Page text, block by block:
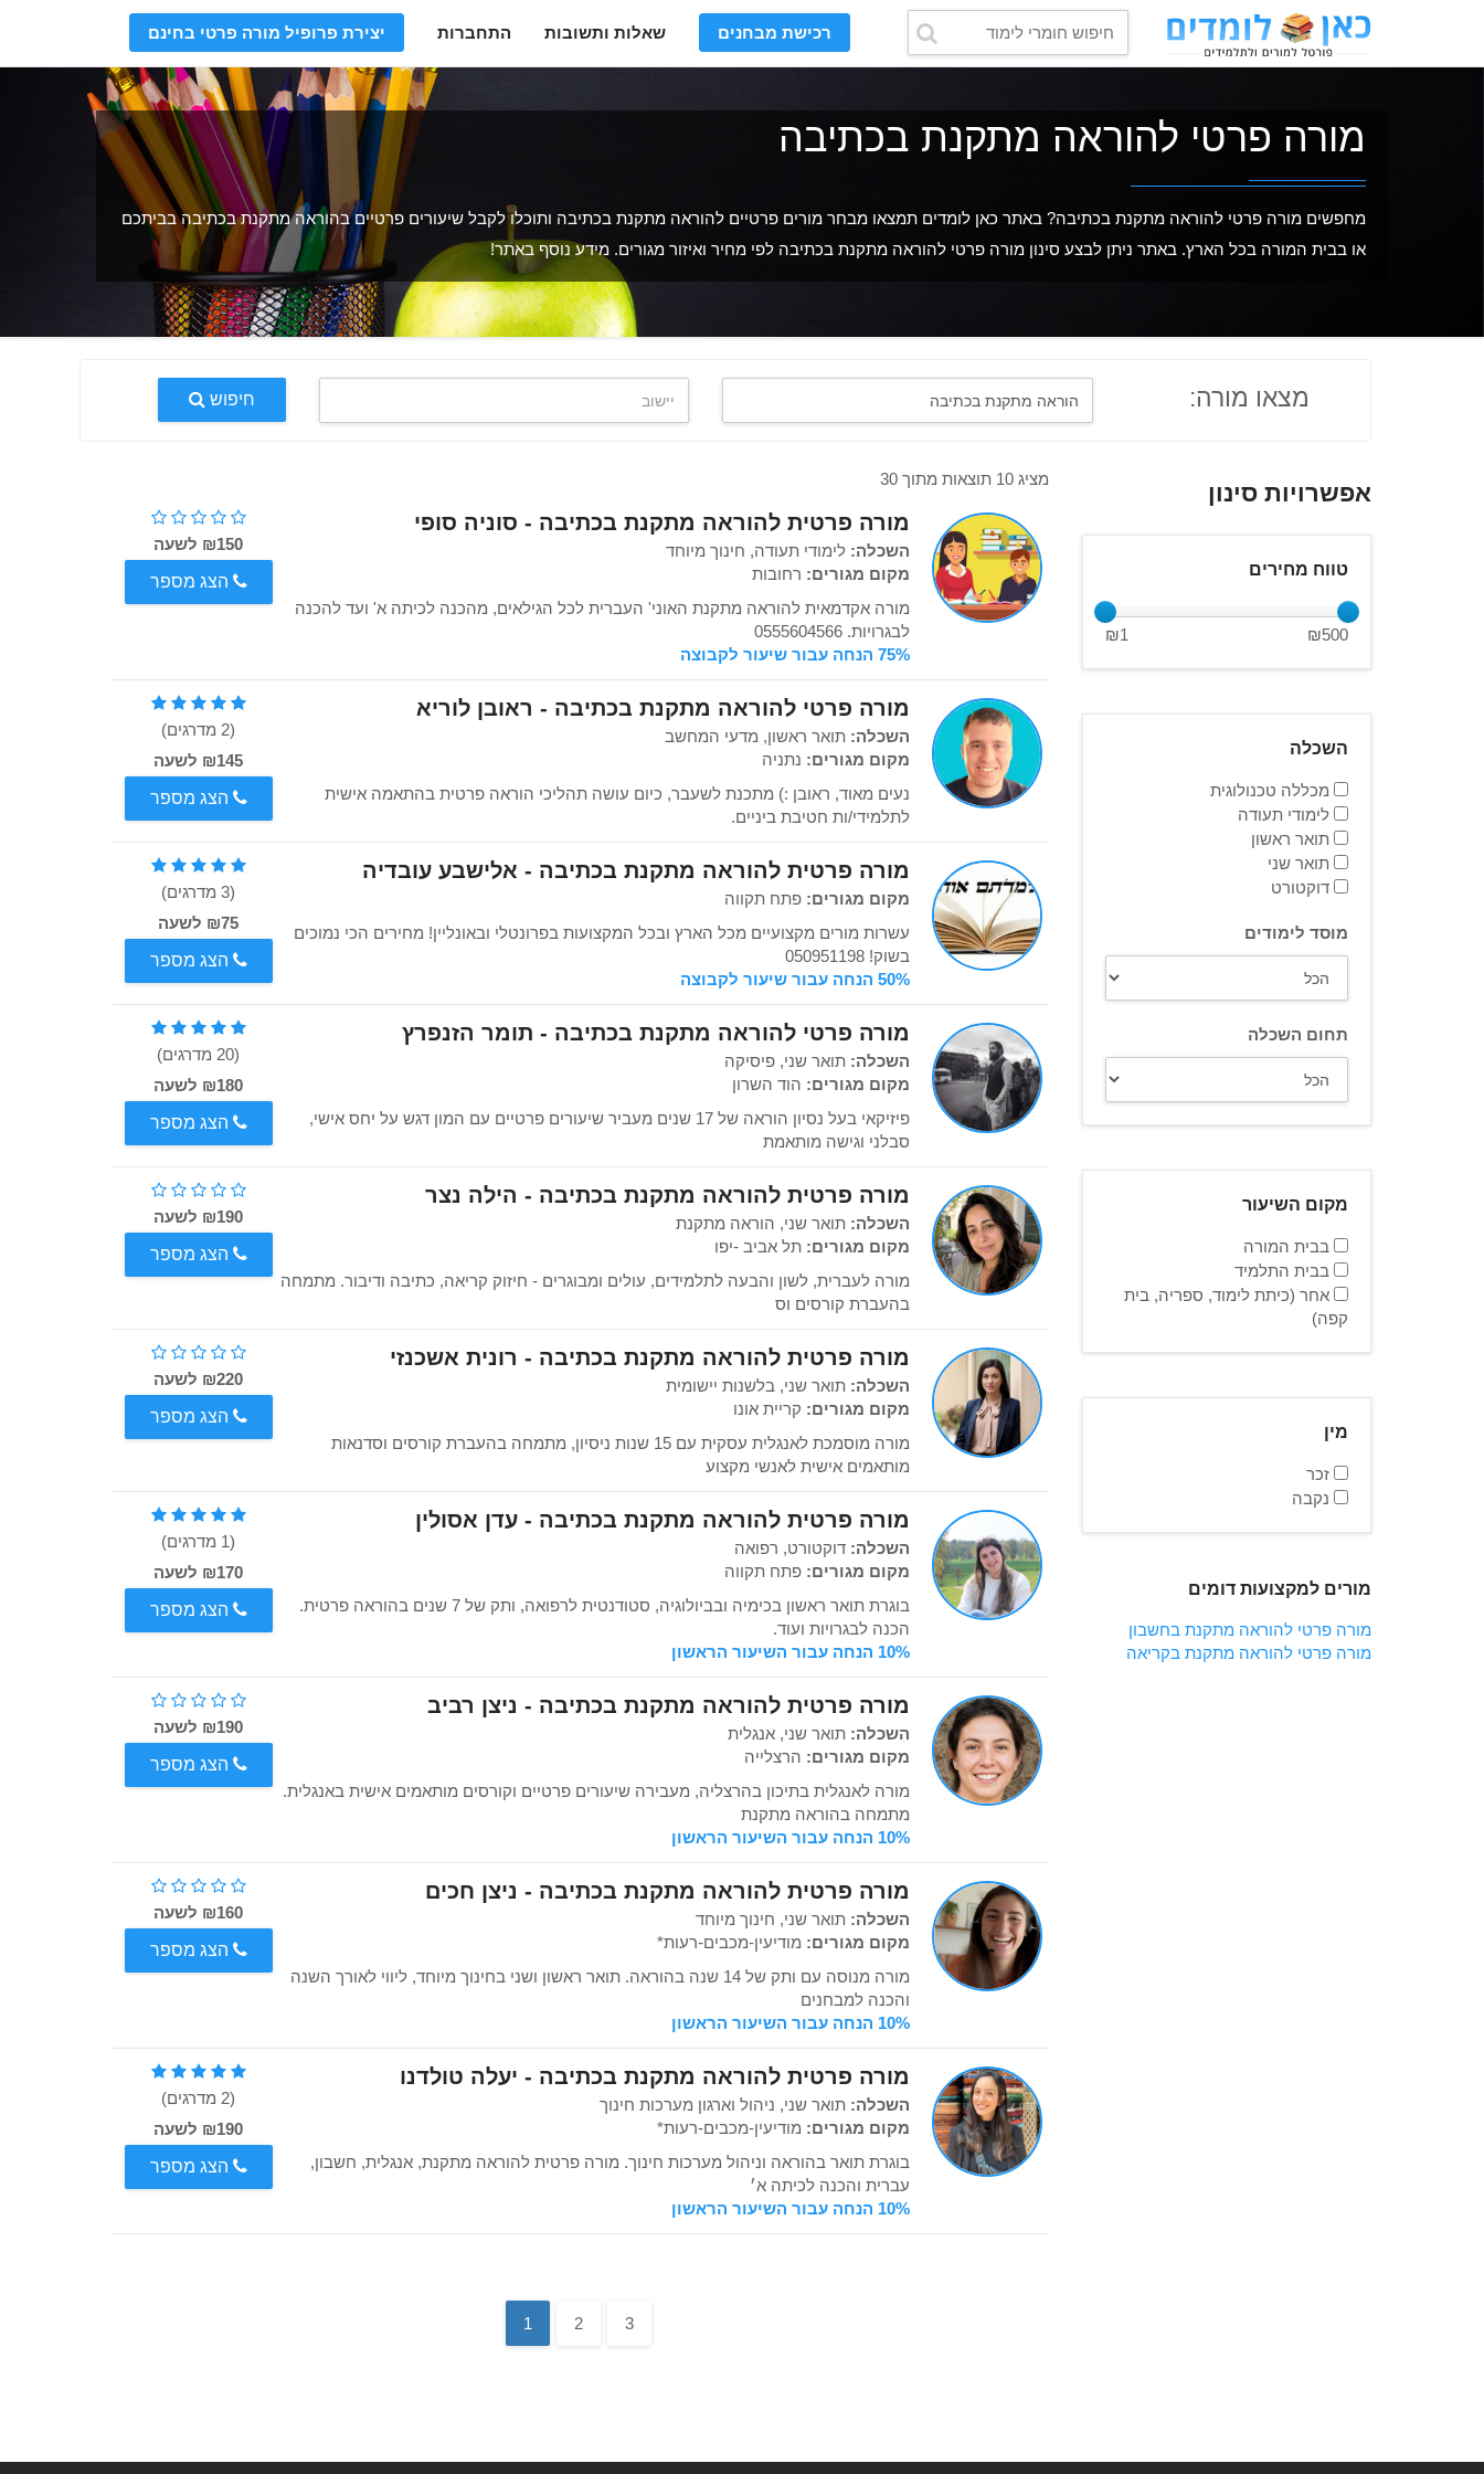
רכישת מבחנים שאלות ותשובות התחברות יצירת פרופיל מורה פרטי בחינם
מורה פרטי להוראה מתקנת בכתיבה
מחפשים מורה פרטי להוראה מתקנת בכתיבה? באתר כאן לומדים תמצאו מבחר מורים פרטיים להוראה מתקנת בכתיבה ותוכלו לקבל שיעורים פרטיים בהוראה מתקנת בכתיבה בביתכם
או בבית המורה בכל הארץ. באתר ניתן לבצע סינון מורה פרטי להוראה מתקנת בכתיבה לפי מחיר ואיזור מגורים. מידע נוסף באתר!
מצאו מורה: חיפוש
אפשרויות סינון
טווח מחירים
₪1 ₪500
השכלה
מכללה טכנולוגית
לימודי תעודה
תואר ראשון
תואר שני
דוקטורט
מוסד לימודים
תחום השכלה
מקום השיעור
בבית המורה
בבית התלמיד
אחר (כיתת לימוד, ספריה, בית
קפה)
מין
זכר
נקבה
מורים למקצועות דומים
מורה פרטי להוראה מתקנת בחשבון
מורה פרטי להוראה מתקנת בקריאה
מציג 10 תוצאות מתוך 30
מורה פרטית להוראה מתקנת בכתיבה - סוניה סופי
השכלה: לימודי תעודה, חינוך מיוחד
מקום מגורים: רחובות
מורה אקדמאית להוראה מתקנת האוני' העברית לכל הגילאים, מהכנה לכיתה א' ועד להכנה
לבגרויות. 0555604566
75% הנחה עבור שיעור לקבוצה
₪150 לשעה
הצג מספר
מורה פרטי להוראה מתקנת בכתיבה - ראובן לוריא
השכלה: תואר ראשון, מדעי המחשב
מקום מגורים: נתניה
נעים מאוד, ראובן :) מתכנת לשעבר, כיום עושה תהליכי הוראה פרטית בהתאמה אישית
לתלמידי/ות חטיבת ביניים.
(2 מדרגים)
₪145 לשעה
הצג מספר
מורה פרטית להוראה מתקנת בכתיבה - אלישבע עובדיה
מקום מגורים: פתח תקווה
עשרות מורים מקצועיים מכל הארץ ובכל המקצועות בפרונטלי ובאונליין! מחירים הכי נמוכים
בשוק! 050951198
50% הנחה עבור שיעור לקבוצה
(3 מדרגים)
₪75 לשעה
הצג מספר
מורה פרטי להוראה מתקנת בכתיבה - תומר הזנפרץ
השכלה: תואר שני, פיסיקה
מקום מגורים: הוד השרון
פיזיקאי בעל נסיון הוראה של 17 שנים מעביר שיעורים פרטיים עם המון דגש על יחס אישי,
סבלני וגישה מותאמת
(20 מדרגים)
₪180 לשעה
הצג מספר
מורה פרטית להוראה מתקנת בכתיבה - הילה נצר
השכלה: תואר שני, הוראה מתקנת
מקום מגורים: תל אביב -יפו
מורה לעברית, לשון והבעה לתלמידים, עולים ומבוגרים - חיזוק קריאה, כתיבה ודיבור. מתמחה
בהעברת קורסים וס
₪190 לשעה
הצג מספר
מורה פרטית להוראה מתקנת בכתיבה - רונית אשכנזי
השכלה: תואר שני, בלשנות יישומית
מקום מגורים: קריית אונו
מורה מוסמכת לאנגלית עסקית עם 15 שנות ניסיון, מתמחה בהעברת קורסים וסדנאות
מותאמים אישית לאנשי מקצוע
₪220 לשעה
הצג מספר
מורה פרטית להוראה מתקנת בכתיבה - עדן אסולין
השכלה: דוקטורט, רפואה
מקום מגורים: פתח תקווה
בוגרת תואר ראשון בכימיה ובביולוגיה, סטודנטית לרפואה, ותק של 7 שנים בהוראה פרטית.
הכנה לבגרויות ועוד.
10% הנחה עבור השיעור הראשון
(1 מדרגים)
₪170 לשעה
הצג מספר
מורה פרטית להוראה מתקנת בכתיבה - ניצן רביב
השכלה: תואר שני, אנגלית
מקום מגורים: הרצלייה
מורה לאנגלית בתיכון בהרצליה, מעבירה שיעורים פרטיים וקורסים מותאמים אישית באנגלית.
מתמחה בהוראה מתקנת
10% הנחה עבור השיעור הראשון
₪190 לשעה
הצג מספר
מורה פרטית להוראה מתקנת בכתיבה - ניצן חכים
השכלה: תואר שני, חינוך מיוחד
מקום מגורים: מודיעין-מכבים-רעות*
מורה מנוסה עם ותק של 14 שנה בהוראה. תואר ראשון ושני בחינוך מיוחד, ליווי לאורך השנה
והכנה למבחנים
10% הנחה עבור השיעור הראשון
₪160 לשעה
הצג מספר
מורה פרטית להוראה מתקנת בכתיבה - יעלה טולדנו
השכלה: תואר שני, ניהול וארגון מערכות חינוך
מקום מגורים: מודיעין-מכבים-רעות*
בוגרת תואר בהוראה וניהול מערכות חינוך. מורה פרטית להוראה מתקנת, אנגלית, חשבון,
עברית והכנה לכיתה א׳
10% הנחה עבור השיעור הראשון
(2 מדרגים)
₪190 לשעה
הצג מספר
1 2 3